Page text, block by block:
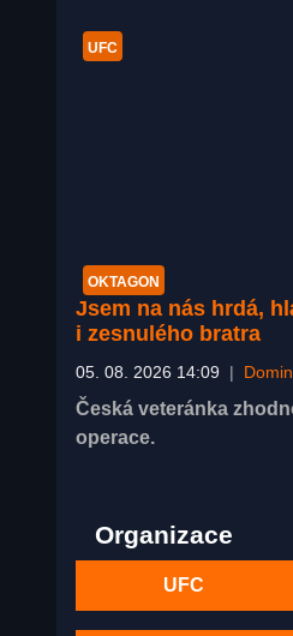
UFC
OKTAGON
Jsem na nás hrdá,
i zesnulého bratra
05. 08. 2026 14:09 |
Česká veteránka
operace.
Organizace
UFC